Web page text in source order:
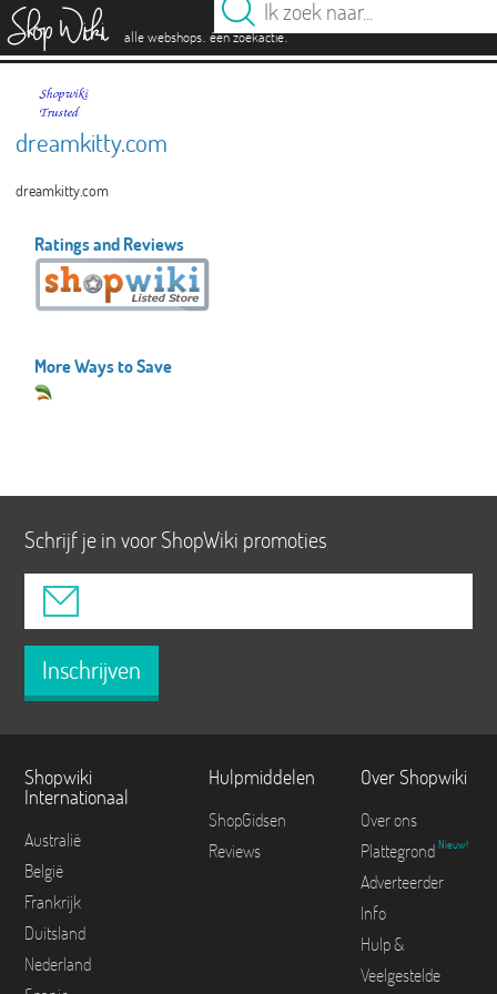
alle webshops. één zoekactie.
dreamkitty.com
dreamkitty.com
Ratings and Reviews
More Ways to Save
Schrijf je in voor ShopWiki promoties
Inschrijven
Shopwiki
Internationaal
Australië
België
Frankrijk
Duitsland
Nederland
Hulpmiddelen
ShopGidsen
Reviews
Over Shopwiki
Over ons
Plattegrond Nieuw!
Adverteerder
Info
Hulp &
Veelgestelde